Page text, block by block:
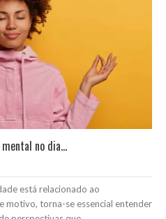
no dia...
está relacionado ao
motivo, torna-se essencial entender